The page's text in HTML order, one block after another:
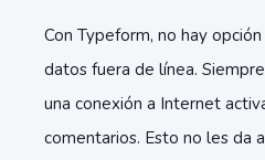
Con Typeform, no hay
datos fuera de línea.
una conexión a Internet
comentarios. Esto no les da